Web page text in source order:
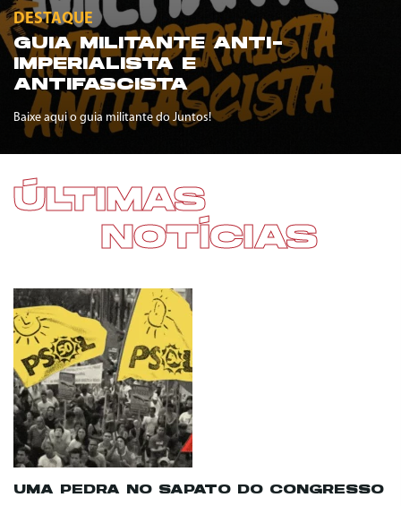
DESTAQUE
GUIA MILITANTE ANTI-
IMPERIALISTA E
ANTIFASCISTA
Baixe aqui o guia militante do Juntos!
ÚLTIMAS
NOTÍCIAS
UMA PEDRA NO SAPATO DO CONGRESSO